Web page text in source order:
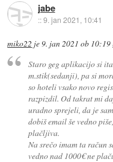
jabe
::9. jan 2021, 10:41
miko22 je9. jan 2021 ob 10:19
Staro geg aplikacijo si
m.stik(sedanji), pa si
so hoteli vsako novo
razpizdil. Od takrat mi
uradno sprejeli, da je
dobiš email še vedno
plačljiva.
Na srečo imam ta račun
vedno nad 1000€ ne